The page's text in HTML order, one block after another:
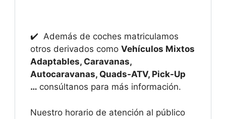
✔️ Además de coches matriculamos
otros derivados como Vehículos Mixtos
Adaptables, Caravanas,
Autocaravanas, Quads-ATV, Pick-Up
… consúltanos para más información.
Nuestro horario de atención al público